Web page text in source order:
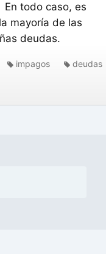
todo caso, es
mayoría de las
deudas.
impagos deudas